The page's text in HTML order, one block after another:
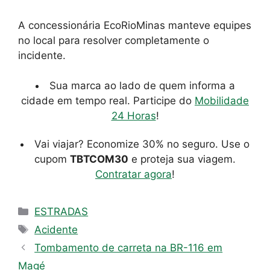
A concessionária EcoRioMinas manteve equipes
no local para resolver completamente o
incidente.
Sua marca ao lado de quem informa a
cidade em tempo real. Participe do Mobilidade
24 Horas!
Vai viajar? Economize 30% no seguro. Use o
cupom TBTCOM30 e proteja sua viagem.
Contratar agora!
Categorias
ESTRADAS
Tags
Acidente
Tombamento de carreta na BR-116 em
Magé